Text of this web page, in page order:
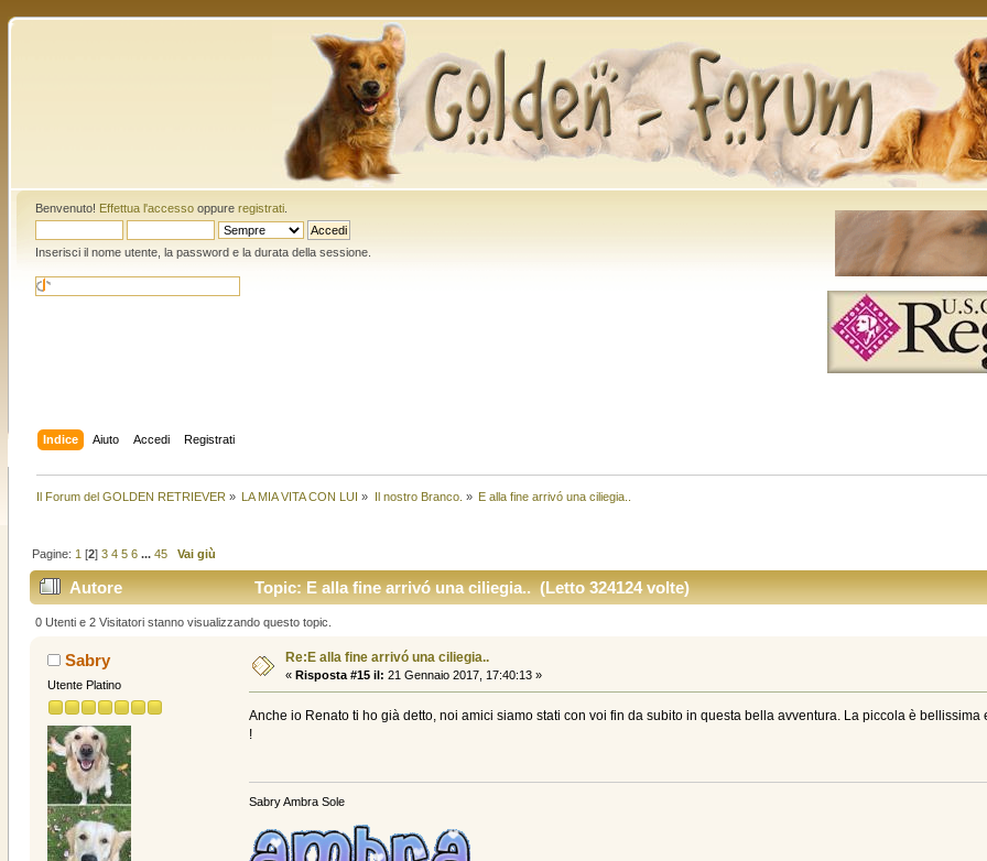
Benvenuto! Effettua l'accessooppure registrati.
Inserisci il nome utente, la password e la durata della sessione.
Indice Aiuto Accedi Registrati
Il Forum del GOLDEN RETRIEVER » LA MIA VITA CON LUI » Il nostro Branco. » E alla fine arrivó una ciliegia..
Pagine: 1 [2] 3 4 5 6 ... 45 Vai giù
Autore Topic: E alla fine arrivó una ciliegia.. (Letto 324124 volte)
0 Utenti e 2 Visitatori stanno visualizzando questo topic.
Sabry
Utente Platino
Re:E alla fine arrivó una ciliegia..
« Risposta #15 il: 21 Gennaio 2017, 17:40:13 »
Anche io Renato ti ho già detto, noi amici siamo stati con voi fin da subito in questa bella avventura. La piccola è
!
Sabry Ambra Sole